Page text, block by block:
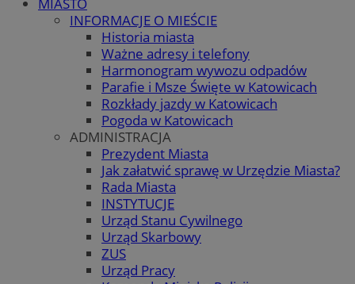
INFORMACJE O MIEŚCIE
Historia miasta
Ważne adresy i telefony
Harmonogram wywozu odpadów
Parafie i Msze Święte w Katowicach
Rozkłady jazdy w Katowicach
Pogoda w Katowicach
ADMINISTRACJA
Prezydent Miasta
Jak załatwić sprawę w Urzędzie Miasta?
Rada Miasta
INSTYTUCJE
Urząd Stanu Cywilnego
Urząd Skarbowy
ZUS
Urząd Pracy